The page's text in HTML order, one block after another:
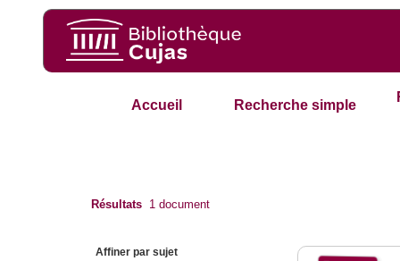
Accueil Recherche simple
Résultats 1 document
Affiner par sujet